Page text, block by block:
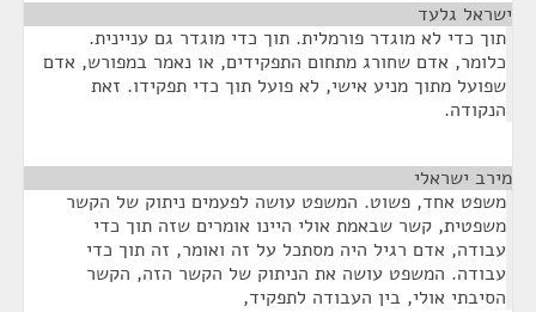
ישראל גלעד
תוך כדי לא מוגדר פורמלית. תוך כדי מוגדר גם עניינית.
כלומר, אדם שחורג מתחום התפקידים, או נאמר במפורש, אדם
שפועל מתוך מניע אישי, לא פועל תוך כדי תפקידו. זאת
הנקודה.
מירב ישראלי
משפט אחד, פשוט. המשפט עושה לפעמים ניתוק של הקשר
משפטית, קשר שבאמת אולי היינו אומרים שזה תוך כדי
עבודה, אדם רגיל היה מסתכל על זה ואומר, זה תוך כדי
עבודה. המשפט עושה את הניתוק של הקשר הזה, הקשר
הסיבתי אולי, בין העבודה לתפקיד,